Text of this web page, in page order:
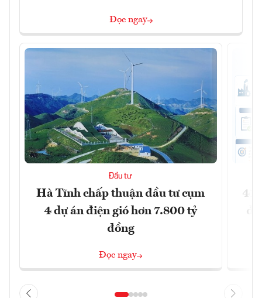
Đọc ngay
Đầu tư
Hà Tĩnh chấp thuận đầu tư cụm
4 dự án điện gió hơn 7.800 tỷ
đồng
Đọc ngay
41